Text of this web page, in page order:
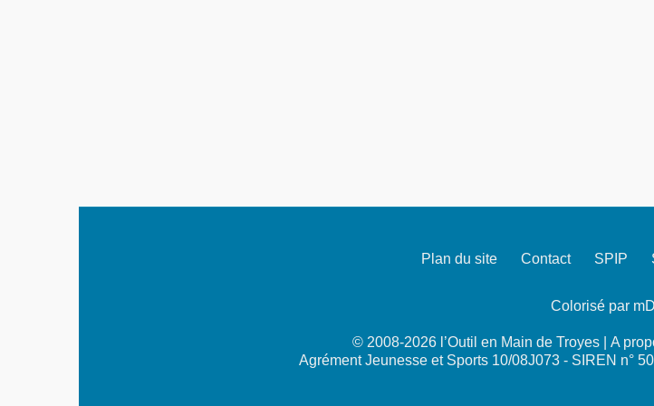
Plan du site Contact SPIP
Colorisé par
© 2008-2026 l’Outil en Main de Troyes | A
Agrément Jeunesse et Sports 10/08J073 - SIREN n°